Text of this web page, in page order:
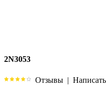
2N3053
Отзывы |